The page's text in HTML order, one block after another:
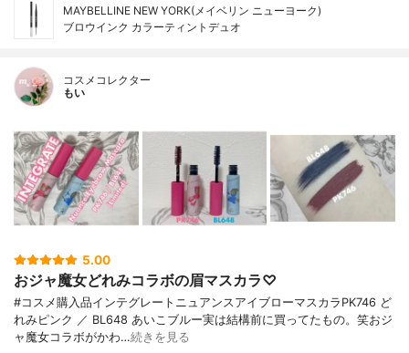
MAYBELLINE NEW YORK(メイベリン ニューヨーク)
ブロウインク カラーティントデュオ
コスメコレクター
もい
5.00
おジャ魔女どれみコラボの眉マスカラ♡
#コスメ購入品インテグレートニュアンスアイブローマスカラPK746 ど
れみピンク ／ BL648 あいこブルー実は結構前に買ってたもの。笑おジ
ャ魔女コラボがかわ…続きを見る